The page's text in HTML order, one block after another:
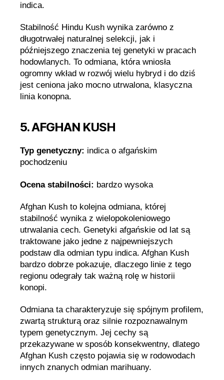
indica.
Stabilność Hindu Kush wynika zarówno z
długotrwałej naturalnej selekcji, jak i
późniejszego znaczenia tej genetyki w pracach
hodowlanych. To odmiana, która wniosła
ogromny wkład w rozwój wielu hybryd i do dziś
jest ceniona jako mocno utrwalona, klasyczna
linia konopna.
5. AFGHAN KUSH
Typ genetyczny: indica o afgańskim
pochodzeniu
Ocena stabilności: bardzo wysoka
Afghan Kush to kolejna odmiana, której
stabilność wynika z wielopokoleniowego
utrwalania cech. Genetyki afgańskie od lat są
traktowane jako jedne z najpewniejszych
podstaw dla odmian typu indica. Afghan Kush
bardzo dobrze pokazuje, dlaczego linie z tego
regionu odegrały tak ważną rolę w historii
konopi.
Odmiana ta charakteryzuje się spójnym profilem,
zwartą strukturą oraz silnie rozpoznawalnym
typem genetycznym. Jej cechy są
przekazywane w sposób konsekwentny, dlatego
Afghan Kush często pojawia się w rodowodach
innych znanych odmian marihuany.